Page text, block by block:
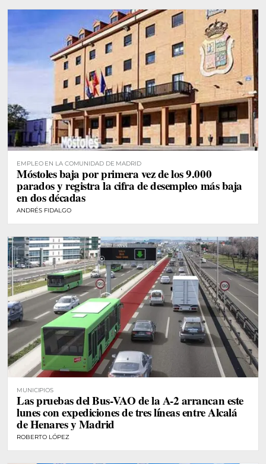
EMPLEO EN LA COMUNIDAD DE MADRID
Móstoles baja por primera vez de los 9.000
parados y registra la cifra de desempleo más baja
en dos décadas
ANDRÉS FIDALGO
MUNICIPIOS
Las pruebas del Bus-VAO de la A-2 arrancan este
lunes con expediciones de tres líneas entre Alcalá
de Henares y Madrid
ROBERTO LÓPEZ